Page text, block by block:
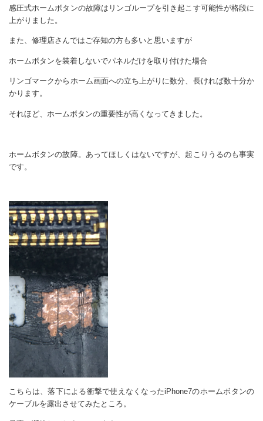
感圧式ホームボタンの故障はリンゴループを引き起こす可能性が格段に
上がりました。
また、修理店さんではご存知の方も多いと思いますが
ホームボタンを装着しないでパネルだけを取り付けた場合
リンゴマークからホーム画面への立ち上がりに数分、長ければ数十分か
かります。
それほど、ホームボタンの重要性が高くなってきました。
ホームボタンの故障。あってほしくはないですが、起こりうるのも事実
です。
こちらは、落下による衝撃で使えなくなったiPhone7のホームボタンの
ケーブルを露出させてみたところ。